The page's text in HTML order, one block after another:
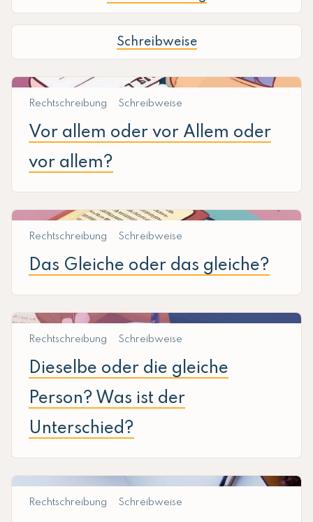
Schreibweise
Rechtschreibung Schreibweise
Vor allem oder vor Allem oder
vor allem?
Rechtschreibung Schreibweise
Das Gleiche oder das gleiche?
Rechtschreibung Schreibweise
Dieselbe oder die gleiche
Person? Was ist der
Unterschied?
Rechtschreibung Schreibweise